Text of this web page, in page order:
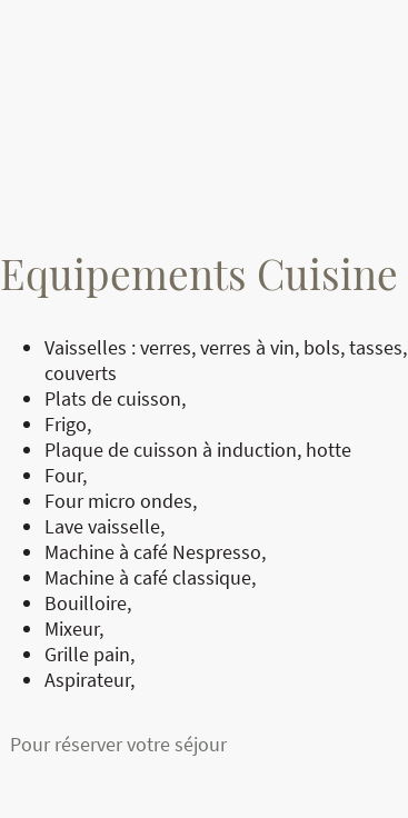
Equipements Cuisine
Vaisselles : verres, verres à vin, bols, tasses,
couverts
Plats de cuisson,
Frigo,
Plaque de cuisson à induction, hotte
Four,
Four micro ondes,
Lave vaisselle,
Machine à café Nespresso,
Machine à café classique,
Bouilloire,
Mixeur,
Grille pain,
Aspirateur,
Pour réserver votre séjour